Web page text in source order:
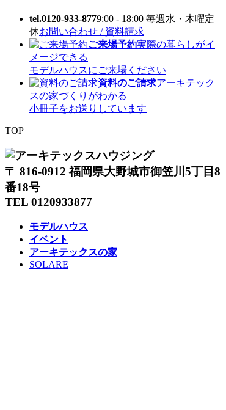
tel.0120-933-8779:00 - 18:00 毎週水・木曜定
休お問い合わせ / 資料請求
ご来場予約実際の暮らしがイ
メージできる
モデルハウスにご来場ください
資料のご請求アーキテック
スの家づくりがわかる
小冊子をお送りしています
TOP
〒 816-0912 福岡県大野城市御笠川5丁目8
番18号
TEL 0120933877
モデルハウス
イベント
アーキテックスの家
SOLARE